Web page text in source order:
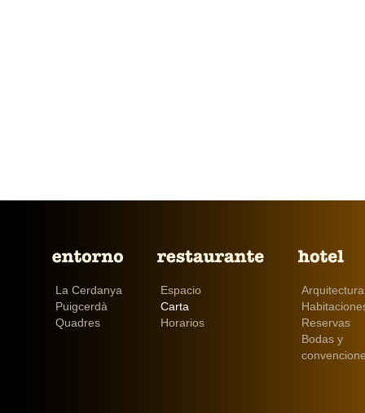
La Cerdanya
Puigcerdà
Quadres
Espacio
Carta
Horarios
Arquitectura
Reservas
Bodas y